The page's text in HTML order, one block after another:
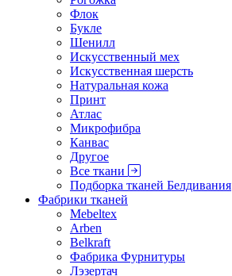
Флок
Букле
Шенилл
Искусственный мех
Искусственная шерсть
Натуральная кожа
Принт
Атлас
Микрофибра
Канвас
Другое
Все ткани
Подборка тканей Белдивания
Фабрики тканей
Mebeltex
Arben
Belkraft
Фабрика Фурнитуры
Лэзертач